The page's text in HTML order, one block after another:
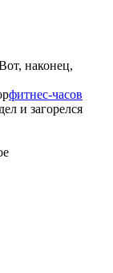
наконец,
фитнес-часов
и загорелся